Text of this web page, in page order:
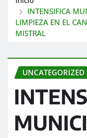
INTENSIFICA
LIMPIEZA EN EL
MISTRAL
UNCATEGORIZED